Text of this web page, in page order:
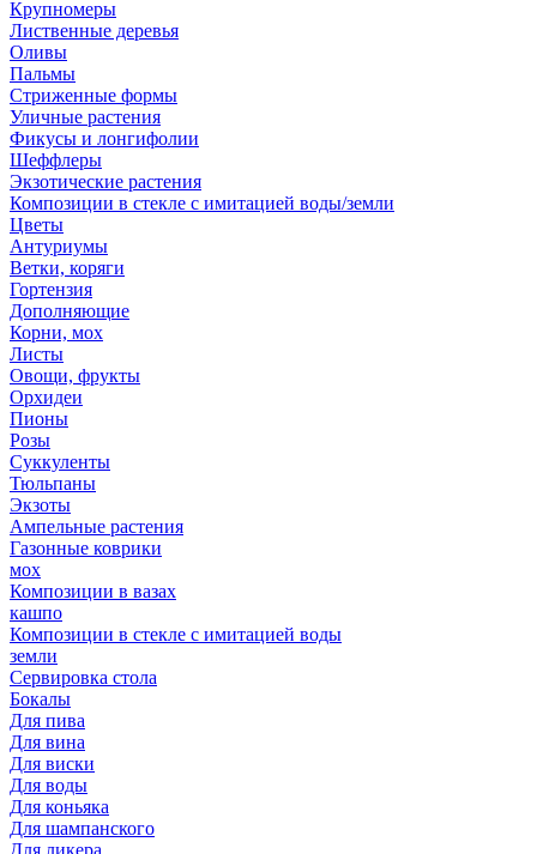
Крупномеры
Лиственные деревья
Оливы
Пальмы
Стриженные формы
Уличные растения
Фикусы и лонгифолии
Шеффлеры
Экзотические растения
Композиции в стекле с имитацией воды/земли
Цветы
Антуриумы
Ветки, коряги
Гортензия
Дополняющие
Корни, мох
Листы
Овощи, фрукты
Орхидеи
Пионы
Розы
Суккуленты
Тюльпаны
Экзоты
Ампельные растения
Газонные коврики
мох
Композиции в вазах
кашпо
Композиции в стекле с имитацией воды
земли
Сервировка стола
Бокалы
Для пива
Для вина
Для виски
Для воды
Для коньяка
Для шампанского
Для ликера